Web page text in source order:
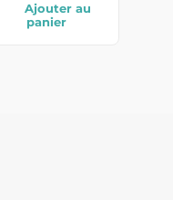
Ajouter au
panier